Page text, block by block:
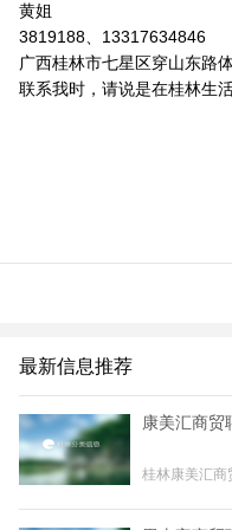
黄姐
3819188、13317634846
广西桂林市七星区穿山东路
联系我时，请说是在桂林生
最新信息推荐
康美汇商贸
桂林康美汇商